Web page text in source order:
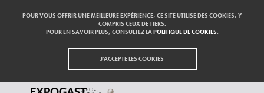
POUR VOUS OFFRIR UNE MEILLEURE EXPÉRIENCE, CE SITE UTILISE DES COOKIES, Y
COMPRIS CEUX DE TIERS.
POUR EN SAVOIR PLUS, CONSULTEZ LAPOLITIQUE DE COOKIES.
J'ACCEPTE LES COOKIES